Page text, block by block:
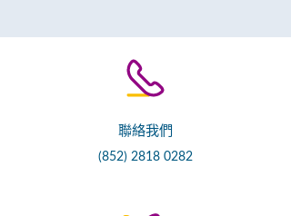
聯絡我們
(852) 2818 0282